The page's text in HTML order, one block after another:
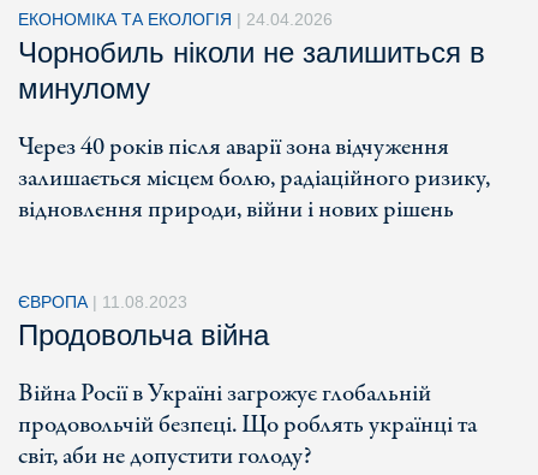
ЕКОНОМІКА ТА ЕКОЛОГІЯ | 24.04.2026
Чорнобиль ніколи не залишиться в
минулому
Через 40 років після аварії зона відчуження
залишається місцем болю, радіаційного ризику,
відновлення природи, війни і нових рішень
ЄВРОПА | 11.08.2023
Продовольча війна
Війна Росії в Україні загрожує глобальній
продовольчій безпеці. Що роблять українці та
світ, аби не допустити голоду?